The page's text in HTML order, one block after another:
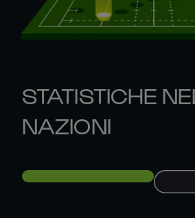
STATISTICHE
NAZIONI